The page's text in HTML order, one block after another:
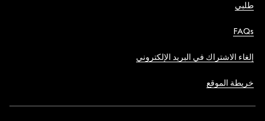
طلبي
FAQs
إلغاء الاشتراك في البريد الإلكتروني
خريطة الموقع